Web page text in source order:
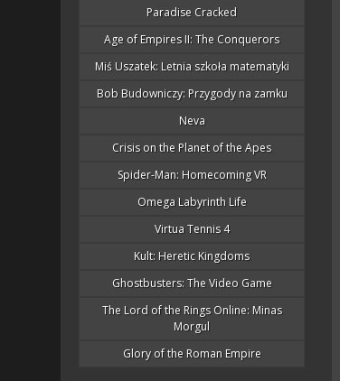
Paradise Cracked
Age of Empires II: The Conquerors
Miś Uszatek: Letnia szkoła matematyki
Bob Budowniczy: Przygody na zamku
Neva
Crisis on the Planet of the Apes
Spider-Man: Homecoming VR
Omega Labyrinth Life
Virtua Tennis 4
Kult: Heretic Kingdoms
Ghostbusters: The Video Game
The Lord of the Rings Online: Minas
Morgul
Glory of the Roman Empire